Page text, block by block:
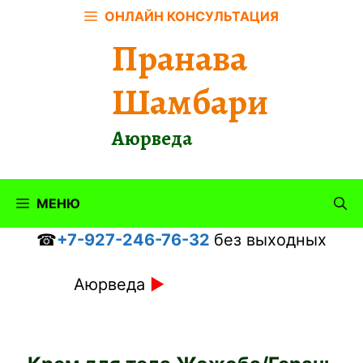
ОНЛАЙН КОНСУЛЬТАЦИЯ
Пранава
Шамбари
Аюрведа
МЕНЮ
☎+7-927-246-76-32 без выходных
Аюрведа ►